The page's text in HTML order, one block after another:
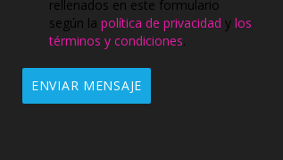
rellenados en este formulario
según la política de privacidad y los
términos y condiciones.
ENVIAR MENSAJE